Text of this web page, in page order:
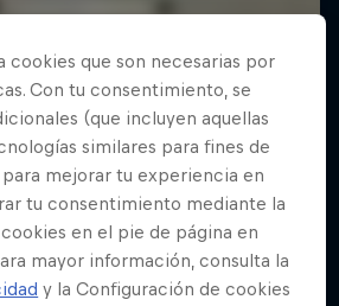
cookies que son necesarias por
Con tu consentimiento, se
(que incluyen aquellas
similares para fines de
mejorar tu experiencia en
tu consentimiento mediante la
en el pie de página en
mayor información, consulta la
y la Configuración de cookies